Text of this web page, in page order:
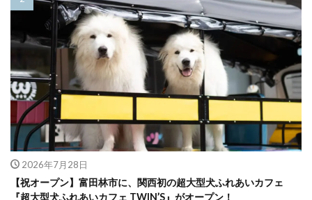
2026年7月28日
【祝オープン】富田林市に、関西初の超大型犬ふれあいカフェ
『超大型犬ふれあいカフェ TWIN’S』がオープン！